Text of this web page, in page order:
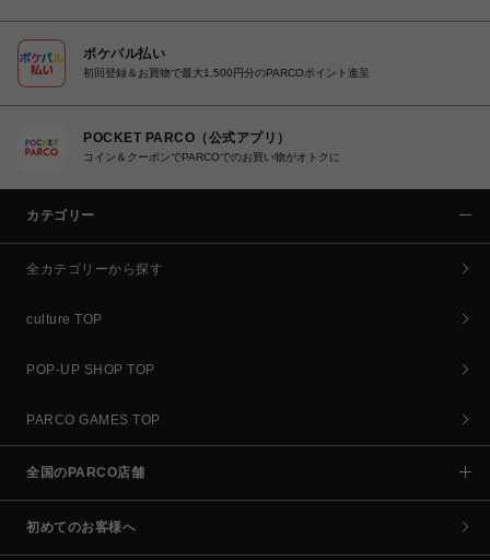
ポケパル払い
初回登録＆お買物で最大1,500円分のPARCOポイント進呈
POCKET PARCO（公式アプリ）
コイン＆クーポンでPARCOでのお買い物がオトクに
カテゴリー
全カテゴリーから探す
culture TOP
POP-UP SHOP TOP
PARCO GAMES TOP
全国のPARCO店舗
初めてのお客様へ